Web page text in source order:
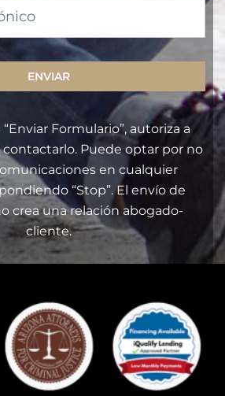
ENVIAR
Formulario”, autoriza a
Puede optar por no
en cualquier
“Stop”. El envío de
crea una relación abogado-
cliente.